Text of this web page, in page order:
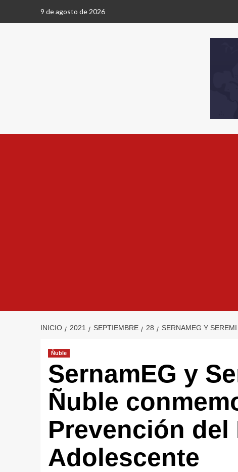
9 de agosto de 2026
INICIO 2021 SEPTIEMBRE 28 SERNAMEG Y
Ñuble
SernamEG y
Ñuble
Prevención del
Adolescente